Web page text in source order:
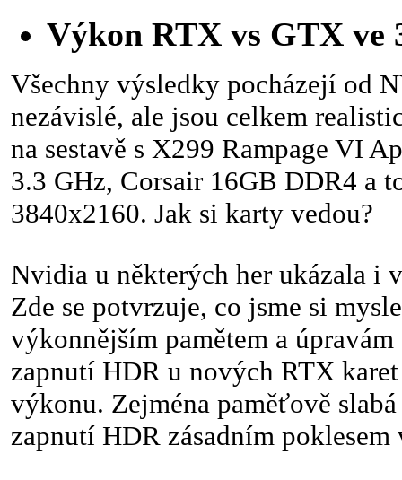
Výkon RTX vs GTX ve
Všechny výsledky pocházejí od
nezávislé, ale jsou celkem
na sestavě s X299 Rampage VI
3.3 GHz, Corsair 16GB DDR4 a
3840x2160. Jak si karty vedou?
Nvidia u některých her ukázala i
Zde se potvrzuje, co jsme si
výkonnějším pamětem a
zapnutí HDR u nových RTX
výkonu. Zejména paměťově
zapnutí HDR zásadním